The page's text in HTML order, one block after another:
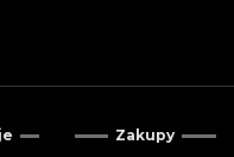
Zakupy